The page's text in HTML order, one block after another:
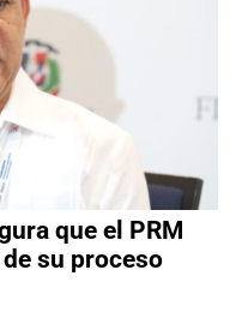
que el PRM
su proceso